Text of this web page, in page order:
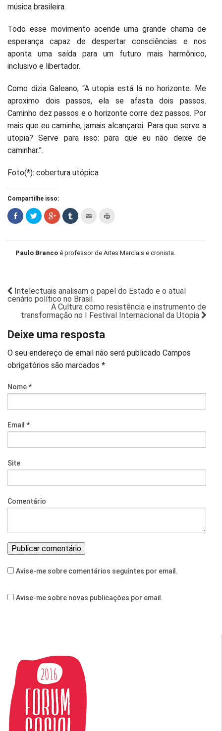
música brasileira.
Todo esse movimento acende uma grande chama de
esperança capaz de despertar consciências e nos
aponta uma saída para um futuro mais harmônico,
inclusivo e libertador.
Como dizia Galeano, “A utopia está lá no horizonte. Me
aproximo dois passos, ela se afasta dois passos.
Caminho dez passos e o horizonte corre dez passos. Por
mais que eu caminhe, jamais alcançarei. Para que serve a
utopia? Serve para isso: para que eu não deixe de
caminhar.”.
Foto(*): cobertura utópica
Compartilhe isso:
Paulo Branco é professor de Artes Marciais e cronista.
Intelectuais analisam o papel do Estado e o atual
cenário político no Brasil
A Cultura como resistência e instrumento de
transformação no I Festival Internacional da Utopia
Deixe uma resposta
O seu endereço de email não será publicado Campos
obrigatórios são marcados *
Nome*
Email *
Site
Comentário
Avise-me sobre comentários seguintes por email.
Avise-me sobre novas publicações por email.